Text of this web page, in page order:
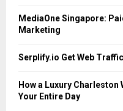
MediaOne Singapore:
Marketing
Serplify.io Get Web
How a Luxury
Your Entire Day